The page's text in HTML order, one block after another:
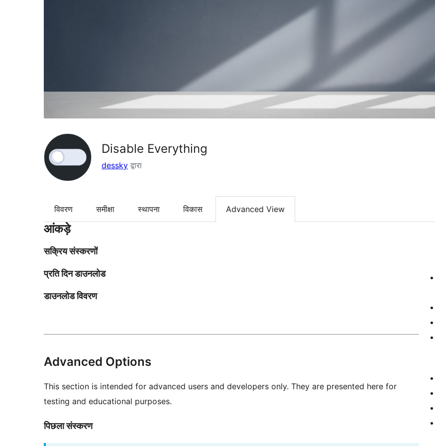
Disable Everything
dessky द्वारा
विवरण समीक्षा स्थापना विकास Advanced View
आंकड़े
सक्रिय संस्करणों
प्रति दिन डाउनलोड
डाउनलोड विवरण
Advanced Options
This section is intended for advanced users and developers only. They are presented here for
testing and educational purposes.
पिछला संस्करण